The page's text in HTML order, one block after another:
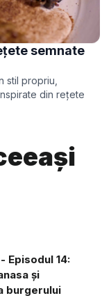
semnate
stil propriu,
Episodul 14:
și
burgerului